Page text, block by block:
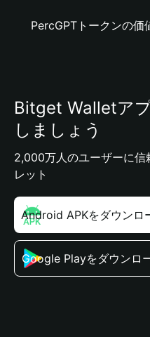
PercGPTトークンの価
Bitget Walletア
しましょう
2,000万人のユーザーに信
レット
Android APKをダウンロ
Google Playをダウンロ